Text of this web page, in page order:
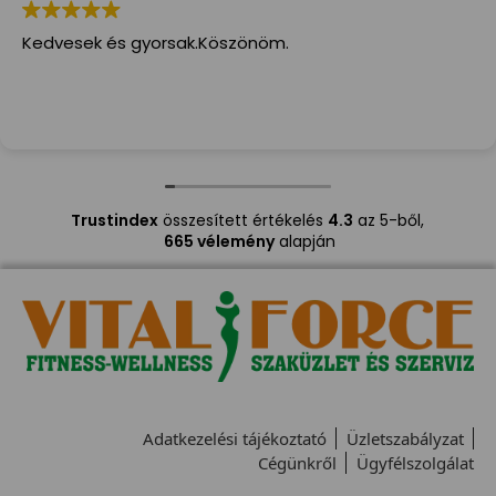
Kedvesek és gyorsak.Köszönöm.
Trustindexösszesített értékelés 4.3 az 5-ből,
665 véleményalapján
Adatkezelési tájékoztató
Üzletszabályzat
Cégünkről
Ügyfélszolgálat